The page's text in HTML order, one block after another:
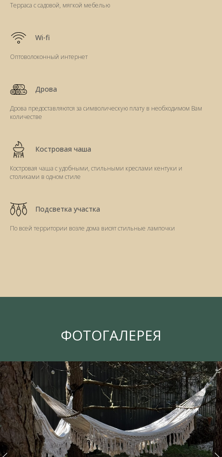
Терраса с садовой, мягкой мебелью
Wi-fi
Оптоволоконный интернет
Дрова
Дрова предоставляются за символическую плату в необходимом Вам
количестве
Костровая чаша
Костровая чаша с удобными, стильными креслами кентуки и
столиками в одном стиле
Подсветка участка
По всей территории возле дома висят стильные лампочки
ФОТОГАЛЕРЕЯ